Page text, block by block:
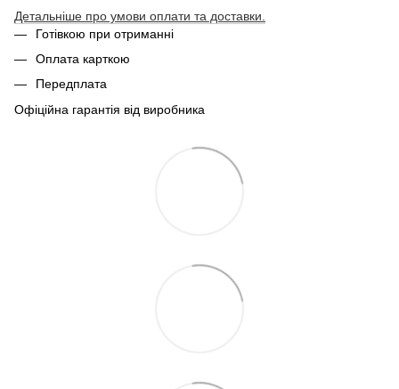
Детальніше про умови оплати та доставки.
Готівкою при отриманні
Оплата карткою
Передплата
Офіційна гарантія від виробника